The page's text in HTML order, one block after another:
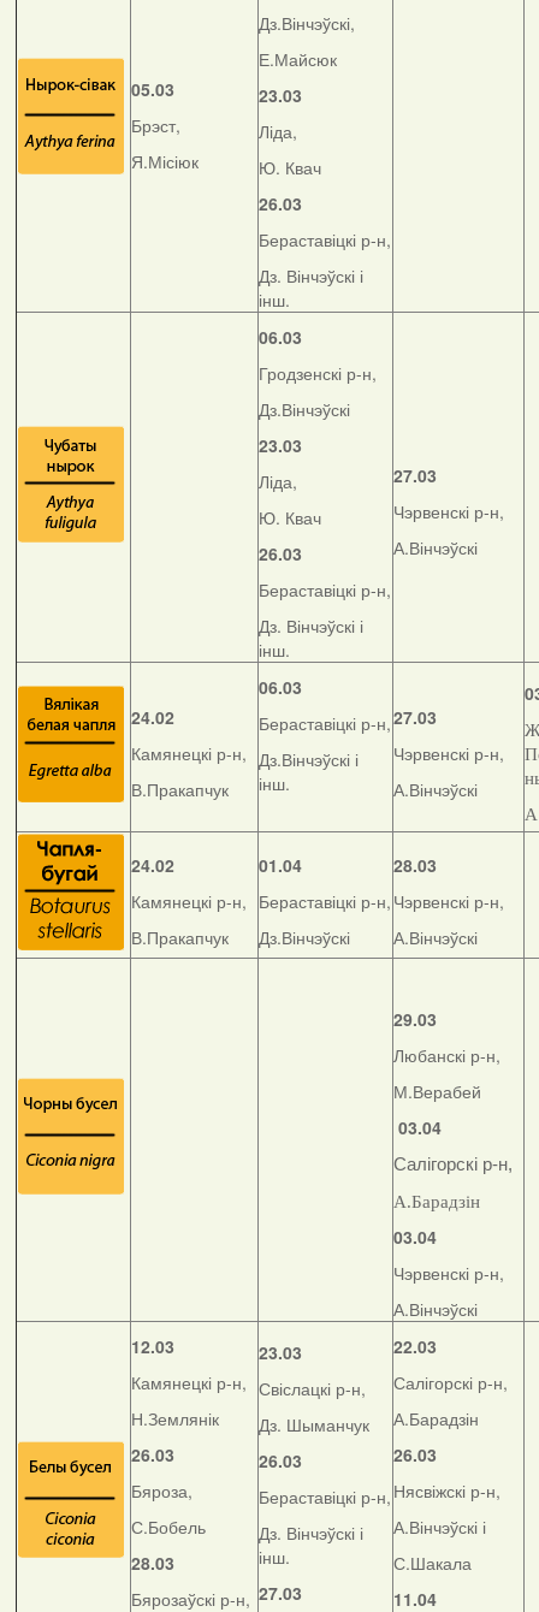
05.03
Брэст,
Я.Місіюк
Дз.Вінчэўскі,
Е.Майсюк
23.03
Ліда,
Ю. Квач
26.03
Бераставіцкі р-н,
Дз. Вінчэўскі і
інш.
06.03
Гродзенскі р-н,
Дз.Вінчэўскі
23.03
Ліда,
Ю. Квач
26.03
Бераставіцкі р-н,
Дз. Вінчэўскі і
інш.
27.03
Чэрвенскі р-н,
А.Вінчэўскі
24.02
Камянецкі р-н,
В.Пракапчук
06.03
Бераставіцкі р-н,
Дз.Вінчэўскі і
інш.
27.03
Чэрвенскі р-н,
А.Вінчэўскі
24.02
Камянецкі р-н,
В.Пракапчук
01.04
Бераставіцкі р-н,
Дз.Вінчэўскі
28.03
Чэрвенскі р-н,
А.Вінчэўскі
29.03
Любанскі р-н,
М.Верабей
03.04
Салігорскі р-н,
А.Барадзін
03.04
Чэрвенскі р-н,
А.Вінчэўскі
12.03
Камянецкі р-н,
Н.Землянік
26.03
Бяроза,
С.Бобель
28.03
Бярозаўскі р-н,
23.03
Свіслацкі р-н,
Дз. Шыманчук
26.03
Бераставіцкі р-н,
Дз. Вінчэўскі і
інш.
27.03
22.03
Салігорскі р-н,
А.Барадзін
26.03
Нясвіжскі р-н,
А.Вінчэўскі і
С.Шакала
11.04